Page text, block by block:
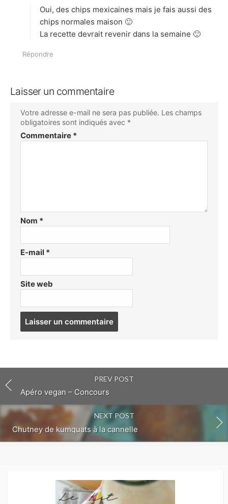
:
Oui, des chips mexicaines mais je fais aussi des
chips normales maison 🙂
La recette devrait revenir dans la semaine 🙂
Répondre
Laisser un commentaire
Votre adresse e-mail ne sera pas publiée. Les champs
obligatoires sont indiqués avec *
Commentaire *
Nom *
E-mail *
Site web
PREV POST
Apéro vegan – Concours
NEXT POST
Chutney de kumquats à la cannelle